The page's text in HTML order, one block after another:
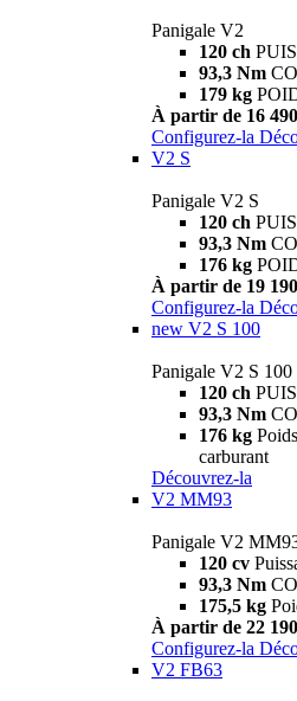
Panigale V2
120 ch
93,3 Nm
179 kg
À partir de 16
Configurez-la
V2 S
Panigale V2 S
120 ch
93,3 Nm
176 kg
À partir de 19
Configurez-la
new V2 S 100
Panigale V2 S 100
120 ch
93,3 Nm
176 kg
carburant
Découvrez-la
V2 MM93
Panigale V2
120 cv
93,3 Nm
175,5 kg
À partir de 22
Configurez-la
V2 FB63